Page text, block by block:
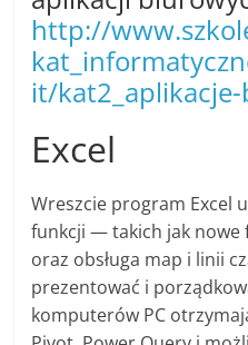
http://
it/
Excel
Wreszcie program Excel
funkcji — takich jak nowe
oraz obsługa map i linii
prezentować i
komputerów PC